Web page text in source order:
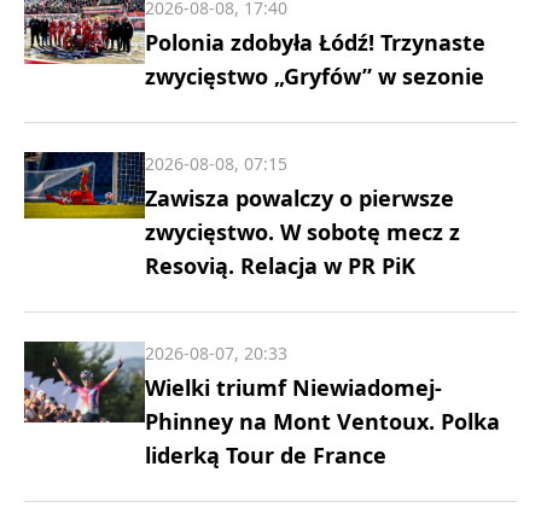
Polonia zdobyła Łódź! Trzynaste
zwycięstwo „Gryfów” w sezonie
2026-08-08, 17:40
Zawisza powalczy o pierwsze
zwycięstwo. W sobotę mecz z
Resovią. Relacja w PR PiK
2026-08-08, 07:15
Wielki triumf Niewiadomej-
Phinney na Mont Ventoux. Polka
liderką Tour de France
2026-08-07, 20:33